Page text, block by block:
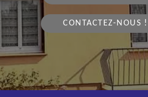
CONTACTEZ-NOUS !